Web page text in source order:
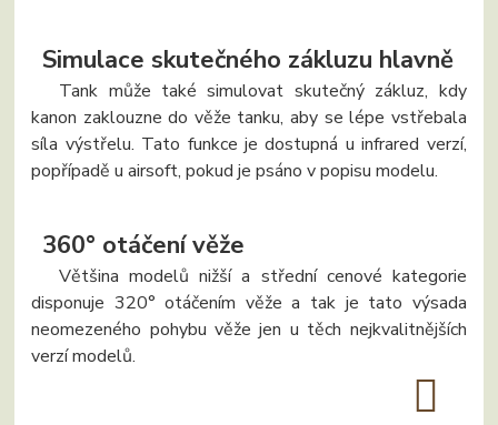
Simulace skutečného zákluzu hlavně
Tank může také simulovat skutečný zákluz, kdy
kanon zaklouzne do věže tanku, aby se lépe vstřebala
síla výstřelu. Tato funkce je dostupná u infrared verzí,
popřípadě u airsoft, pokud je psáno v popisu modelu.
360° otáčení věže
Většina modelů nižší a střední cenové kategorie
disponuje 320° otáčením věže a tak je tato výsada
neomezeného pohybu věže jen u těch nejkvalitnějších
verzí modelů.